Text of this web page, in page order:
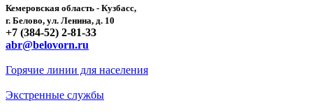
Кемеровская область - Кузбасс,
г. Белово, ул. Ленина, д. 10
+7 (384-52) 2-81-33
abr@belovorn.ru
Горячие линии для населения
Экстренные службы